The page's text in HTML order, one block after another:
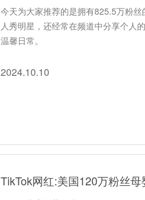
今天为大家推荐的是拥有825.5万粉
人秀明星，还经常在频道中分享个人
温馨日常。
2024.10.10
TikTok网红:美国120万粉丝